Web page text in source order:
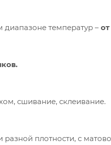
температур –
сшивание, склеивание.
плотности, с